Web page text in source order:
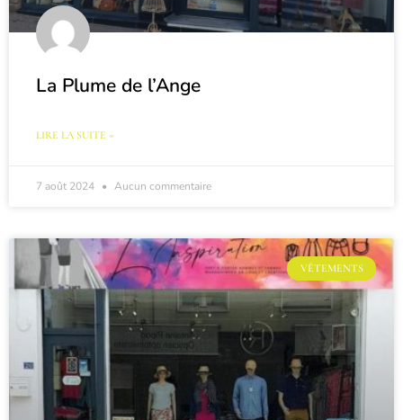
La Plume de l’Ange
LIRE LA SUITE »
7 août 2024 Aucun commentaire
VÊTEMENTS